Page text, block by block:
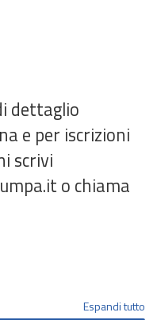
dettaglio
e per iscrizioni
scrivi
o chiama
Espandi tutto